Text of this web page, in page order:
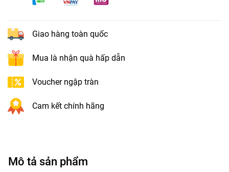
Giao hàng toàn quốc
Mua là nhận quà hấp dẫn
Voucher ngập tràn
Cam kết chính hãng
Mô tả sản phẩm